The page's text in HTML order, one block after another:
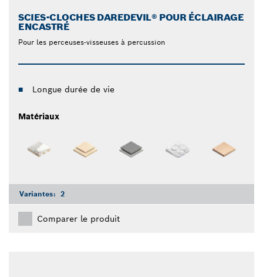
SCIES-CLOCHES DAREDEVIL® POUR ÉCLAIRAGE
ENCASTRÉ
Pour les perceuses-visseuses à percussion
Longue durée de vie
Matériaux
Variantes: 2
Comparer le produit